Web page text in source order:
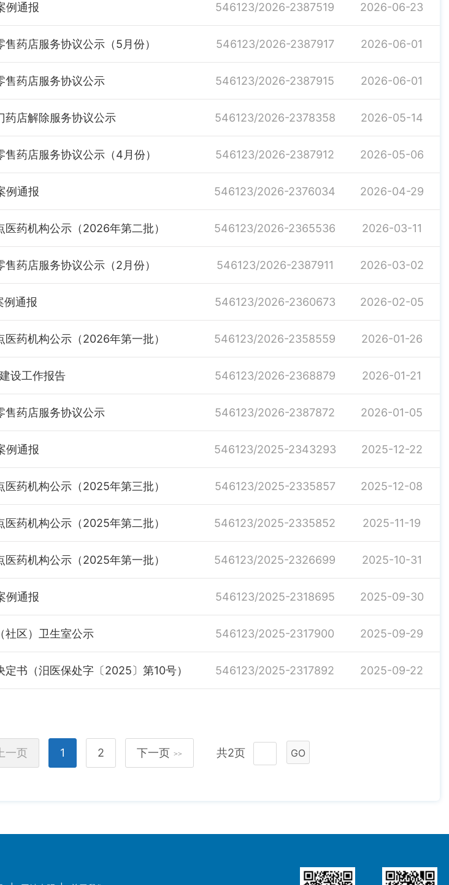
例通报 546123/2026-2387519 2026-06-23
药店服务协议公示（5月份） 546123/2026-2387917 2026-06-01
售药店服务协议公示 546123/2026-2387915 2026-06-01
药店解除服务协议公示 546123/2026-2378358 2026-05-14
药店服务协议公示（4月份） 546123/2026-2387912 2026-05-06
例通报 546123/2026-2376034 2026-04-29
药机构公示（2026年第二批） 546123/2026-2365536 2026-03-11
药店服务协议公示（2月份） 546123/2026-2387911 2026-03-02
例通报 546123/2026-2360673 2026-02-05
药机构公示（2026年第一批） 546123/2026-2358559 2026-01-26
设工作报告 546123/2026-2368879 2026-01-21
售药店服务协议公示 546123/2026-2387872 2026-01-05
例通报 546123/2025-2343293 2025-12-22
药机构公示（2025年第三批） 546123/2025-2335857 2025-12-08
药机构公示（2025年第二批） 546123/2025-2335852 2025-11-19
药机构公示（2025年第一批） 546123/2025-2326699 2025-10-31
例通报 546123/2025-2318695 2025-09-30
社区）卫生室公示 546123/2025-2317900 2025-09-29
书（汨医保处字〔2025〕第10号） 546123/2025-2317892 2025-09-22
上一页 1 2 下一页 >> 共2页 GO